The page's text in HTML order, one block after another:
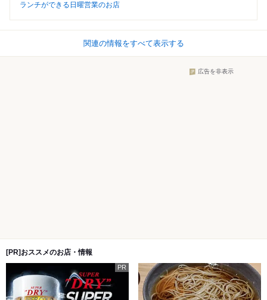
ランチができる日曜営業のお店
関連の情報をすべて表示する
広告を非表示
[PR]おススメのお店・情報
PR